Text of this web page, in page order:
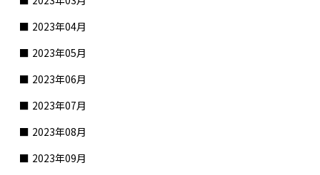
2023年04月
2023年05月
2023年06月
2023年07月
2023年08月
2023年09月